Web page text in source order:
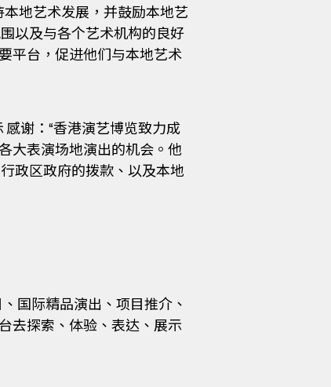
地艺术发展，并鼓励本地艺
以及与各个艺术机构的良好
平台，促进他们与本地艺术
谢：“香港演艺博览致力成
大表演场地演出的机会。他
政区政府的拨款、以及本地
国际精品演出、项目推介、
去探索、体验、表达、展示